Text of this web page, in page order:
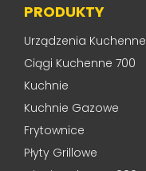
PRODUKTY
Urządzenia Kuchenne
Ciągi Kuchenne 700
Kuchnie
Kuchnie Gazowe
Frytownice
Płyty Grillowe